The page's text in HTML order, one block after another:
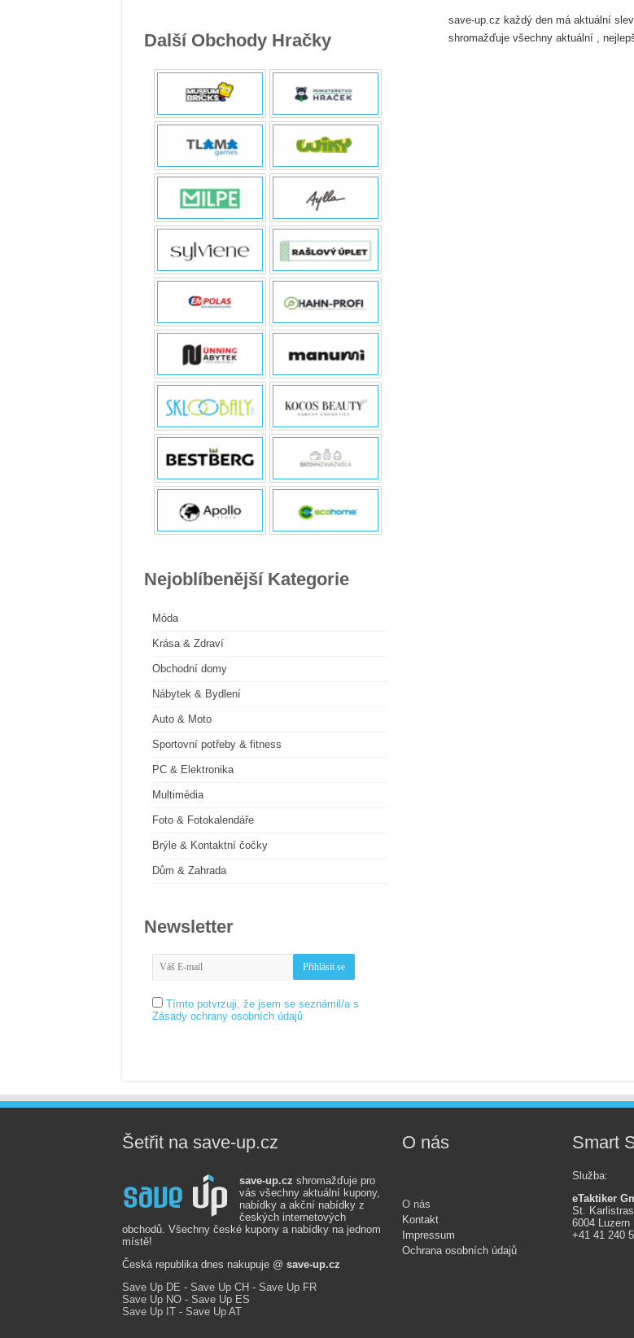
save-up.cz každý den má aktuální
shromažďuje všechny aktuální ,
Další Obchody Hračky
Nejoblíbenější Kategorie
Móda
Krása & Zdraví
Obchodní domy
Nábytek & Bydlení
Auto & Moto
Sportovní potřeby & fitness
PC & Elektronika
Multimédia
Foto & Fotokalendáře
Brýle & Kontaktní čočky
Dům & Zahrada
Newsletter
Tímto potvrzuji, že jsem se seznámil/a s
Zásady ochrany osobních údajů
Šetřit na save-up.cz
save-up.cz shromažďuje pro
vás všechny aktuální kupony,
nabídky a akční nabídky z
českých internetových
obchodů. Všechny české kupony a nabídky na jednom
místě!
Česká republika dnes nakupuje @ save-up.cz
Save Up DE - Save Up CH - Save Up FR
Save Up NO- Save Up ES
Save Up IT- Save Up AT
O nás
O nás
Kontakt
Impressum
Ochrana osobních údajů
Smart
Služba:
eTaktiker
St.
6004 Luzern
+41 41 240